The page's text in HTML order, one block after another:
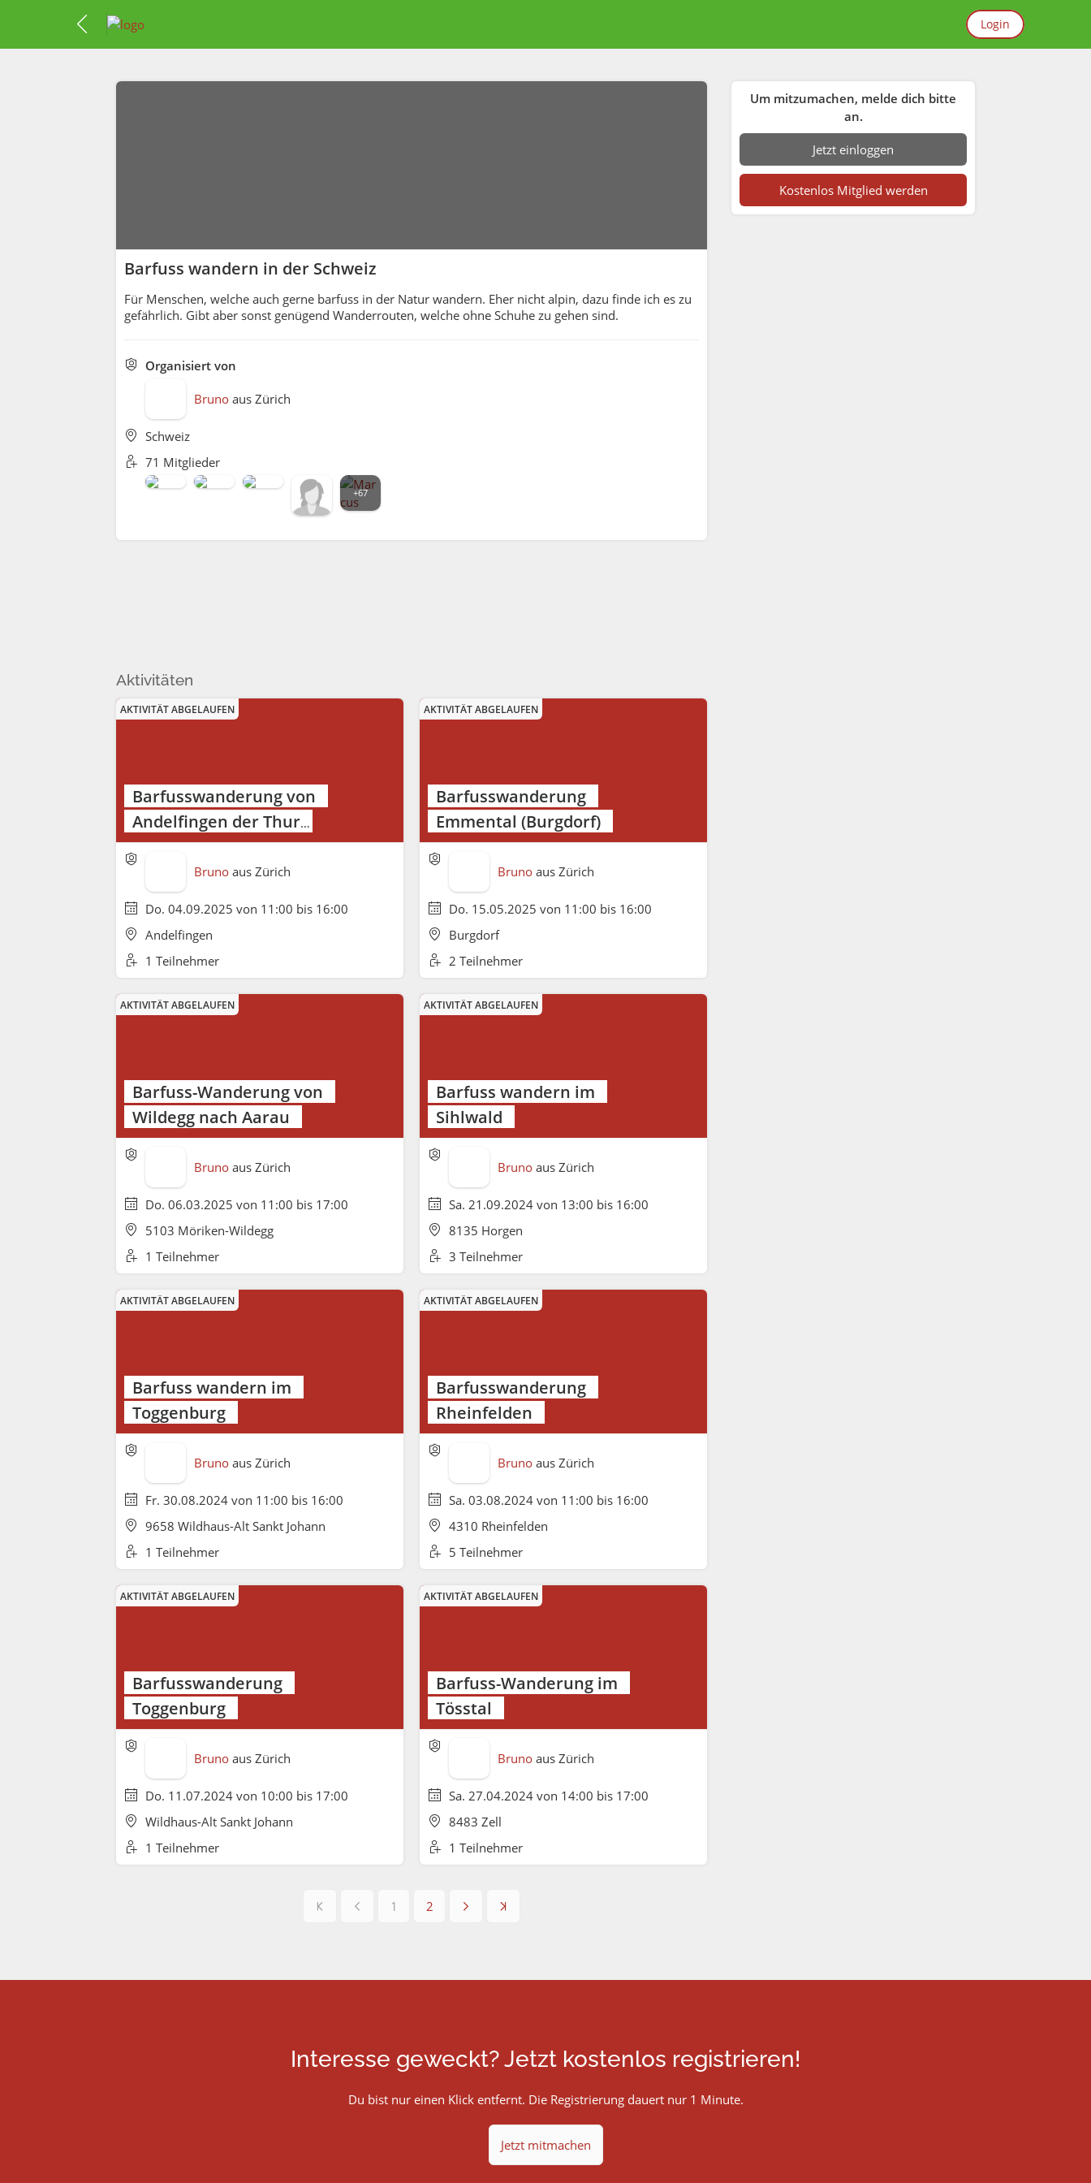
Login
Um mitzumachen, melde dich bitte
an.
Jetzt einloggen
Kostenlos Mitglied werden
Barfuss wandern in der Schweiz
Für Menschen, welche auch gerne barfuss in der Natur wandern. Eher nicht alpin, dazu finde ich es zu
gefährlich. Gibt aber sonst genügend Wanderrouten, welche ohne Schuhe zu gehen sind.
Organisiert von
Bruno aus Zürich
Schweiz
71 Mitglieder
+67
Aktivitäten
AKTIVITÄT ABGELAUFEN
Barfusswanderung von
Andelfingen der Thur
entlang nach Rüdlingen
Bruno aus Zürich
Do. 04.09.2025 von 11:00 bis 16:00
Andelfingen
1 Teilnehmer
AKTIVITÄT ABGELAUFEN
Barfusswanderung
Emmental (Burgdorf)
Bruno aus Zürich
Do. 15.05.2025 von 11:00 bis 16:00
Burgdorf
2 Teilnehmer
AKTIVITÄT ABGELAUFEN
Barfuss-Wanderung von
Wildegg nach Aarau
Bruno aus Zürich
Do. 06.03.2025 von 11:00 bis 17:00
5103 Möriken-Wildegg
1 Teilnehmer
AKTIVITÄT ABGELAUFEN
Barfuss wandern im
Sihlwald
Bruno aus Zürich
Sa. 21.09.2024 von 13:00 bis 16:00
8135 Horgen
3 Teilnehmer
AKTIVITÄT ABGELAUFEN
Barfuss wandern im
Toggenburg
Bruno aus Zürich
Fr. 30.08.2024 von 11:00 bis 16:00
9658 Wildhaus-Alt Sankt Johann
1 Teilnehmer
AKTIVITÄT ABGELAUFEN
Barfusswanderung
Rheinfelden
Bruno aus Zürich
Sa. 03.08.2024 von 11:00 bis 16:00
4310 Rheinfelden
5 Teilnehmer
AKTIVITÄT ABGELAUFEN
Barfusswanderung
Toggenburg
Bruno aus Zürich
Do. 11.07.2024 von 10:00 bis 17:00
Wildhaus-Alt Sankt Johann
1 Teilnehmer
AKTIVITÄT ABGELAUFEN
Barfuss-Wanderung im
Tösstal
Bruno aus Zürich
Sa. 27.04.2024 von 14:00 bis 17:00
8483 Zell
1 Teilnehmer
1 2
Interesse geweckt? Jetzt kostenlos registrieren!
Du bist nur einen Klick entfernt. Die Registrierung dauert nur 1 Minute.
Jetzt mitmachen